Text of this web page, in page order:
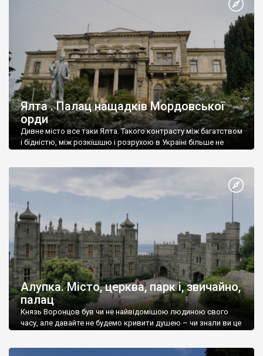
Ялта . Палац нащадків Мордовської
орди
Дивне місто все таки Ялта. Такого контрасту між багатством
і бідністю, між розкішшю і розрухою в Україні більше не
Алупка. Місто, церква, парк і, звичайно,
палац
Князь Воронцов був чи не найвідомішою людиною свого
часу, але давайте не будемо кривити душею – чи знали ви це